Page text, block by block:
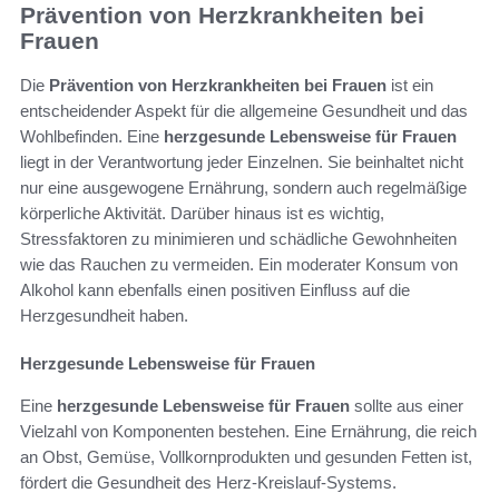
Prävention von Herzkrankheiten bei
Frauen
Die Prävention von Herzkrankheiten bei Frauen ist ein
entscheidender Aspekt für die allgemeine Gesundheit und das
Wohlbefinden. Eine herzgesunde Lebensweise für Frauen
liegt in der Verantwortung jeder Einzelnen. Sie beinhaltet nicht
nur eine ausgewogene Ernährung, sondern auch regelmäßige
körperliche Aktivität. Darüber hinaus ist es wichtig,
Stressfaktoren zu minimieren und schädliche Gewohnheiten
wie das Rauchen zu vermeiden. Ein moderater Konsum von
Alkohol kann ebenfalls einen positiven Einfluss auf die
Herzgesundheit haben.
Herzgesunde Lebensweise für Frauen
Eine herzgesunde Lebensweise für Frauen sollte aus einer
Vielzahl von Komponenten bestehen. Eine Ernährung, die reich
an Obst, Gemüse, Vollkornprodukten und gesunden Fetten ist,
fördert die Gesundheit des Herz-Kreislauf-Systems.